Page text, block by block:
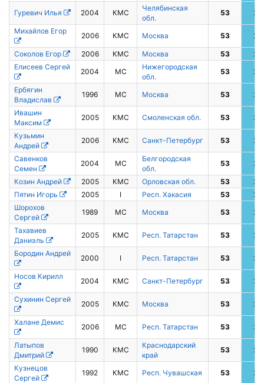
Гуревич Илья 2004 КМС
Челябинская
обл.
53 2
Михайлов Егор
2006 КМС Москва 53 2
Соколов Егор 2006 КМС Москва 53
2
Елисеев Сергей
2004 МС
Нижегородская
обл.
53 2
Ербягин
Владислав
1996 МС Москва 53 2
Ивашин
Максим
2005 КМС Смоленская обл. 53 2
Кузьмин
Андрей
2006 КМС Санкт-Петербург 53 2
Савенков
Семен
2004 МС
Белгородская
обл.
53 2
Козин Андрей 2005 КМС Орловская обл. 53
2
Пятин Игорь
2005 I Респ. Хакасия 53
2
Шорохов
Сергей
1989 МС Москва 53 2
Тахавиев
Даниэль
2005 КМС Респ. Татарстан 53 2
Бородин Андрей
2000 I Респ. Татарстан 53 2
Носов Кирилл
2004 КМС Санкт-Петербург 53 2
Сухинин Сергей
2005 КМС Москва 53 2
Халане Демис
2006 МС Респ. Татарстан 53 2
Латыпов
Дмитрий
1990 КМС
Краснодарский
край
53 2
Кузнецов
Сергей
1992 КМС Респ. Чувашская 53 2